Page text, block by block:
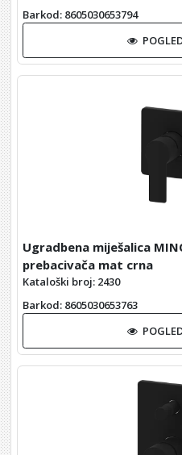
Barkod: 8605030653794
Ugradbena miješalica
prebacivača mat crna
Kataloški broj: 2430
Barkod: 8605030653763